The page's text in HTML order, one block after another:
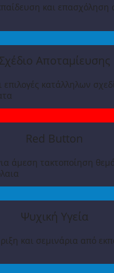
και επασχόληση
Σχέδιο Αποταμίευσης
κατάλληλων
Red Button
άμεση τακτοποίηση
Ψυχική Υγεία
και σεμινάρια από